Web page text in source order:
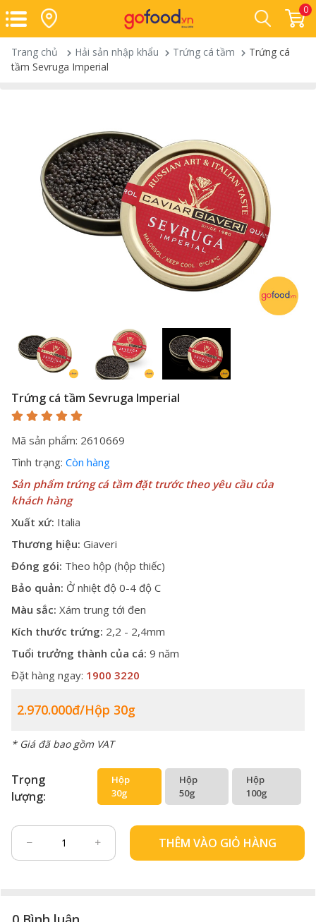
0
Trang chủ Hải sản nhập khẩu Trứng cá tầm
Trứng cá
tầm Sevruga Imperial
Trứng cá tầm Sevruga Imperial
Mã sản phẩm: 2610669
Tình trạng: Còn hàng
Sản phẩm trứng cá tầmđặt trước theo yêu cầu của
khách hàng
Xuất xứ: Italia
Thương hiệu: Giaveri
Đóng gói: Theo hộp (hộp thiếc)
Bảo quản: Ở nhiệt độ 0-4 độ C
Màu sắc: Xám trung tới đen
Kích thước trứng: 2,2 - 2,4mm
Tuổi trưởng thành của cá: 9 năm
Đặt hàng ngay: 1900 3220
2.970.000đ/hộp 30g
* Giá đã bao gồm VAT
Trọng
lượng:
Hộp
30g
Hộp
50g
Hộp
100g
THÊM VÀO GIỎ HÀNG